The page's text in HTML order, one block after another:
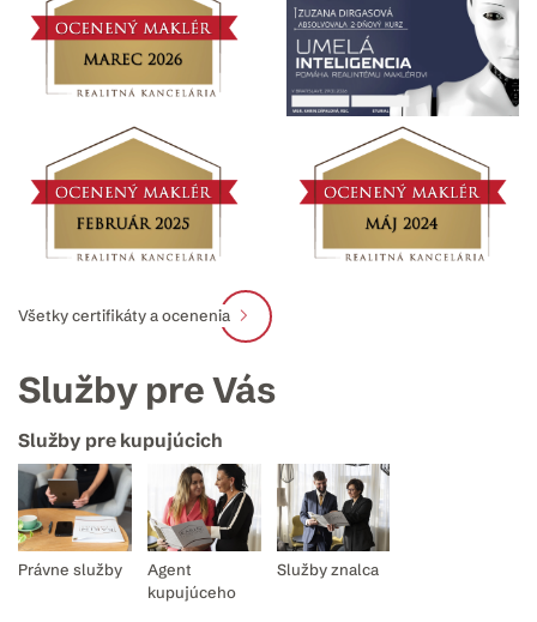
Všetky certifikáty a ocenenia
Služby pre Vás
Služby pre kupujúcich
Právne služby
Agent
kupujúceho
Služby znalca